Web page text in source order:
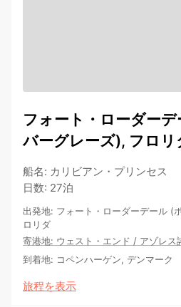
フォート・ローダー
バーグレーズ), フロリ
船名: カリビアン・プリンセス
日数: 27泊
出発地: フォート・ローダーデール (
ロリダ
寄港地: ウェスト・エンド / アゾレス
到着地: コペンハーゲン, デンマーク
旅程を表示